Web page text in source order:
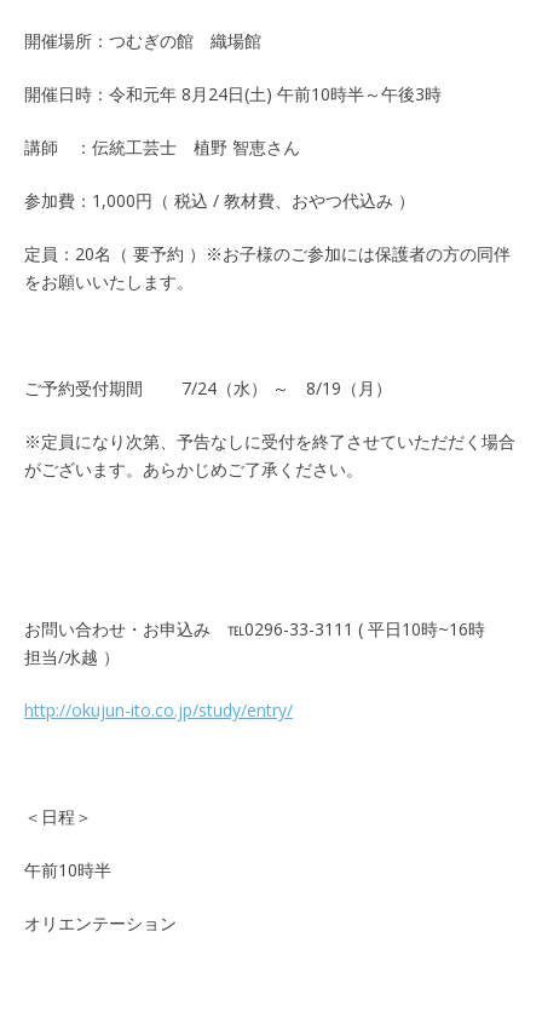
開催場所：つむぎの館 織場館
開催日時：令和元年 8月24日(土) 午前10時半～午後3時
講師 ：伝統工芸士 植野 智恵さん
参加費：1,000円（ 税込 / 教材費、おやつ代込み ）
定員：20名（ 要予約 ）※お子様のご参加には保護者の方の同伴
をお願いいたします。
ご予約受付期間 7/24（水） ～ 8/19（月）
※定員になり次第、予告なしに受付を終了させていただだく場合
がございます。あらかじめご了承ください。
お問い合わせ・お申込み ℡0296-33-3111 ( 平日10時~16時
担当/水越 ）
http://okujun-ito.co.jp/study/entry/
＜日程＞
午前10時半
オリエンテーション